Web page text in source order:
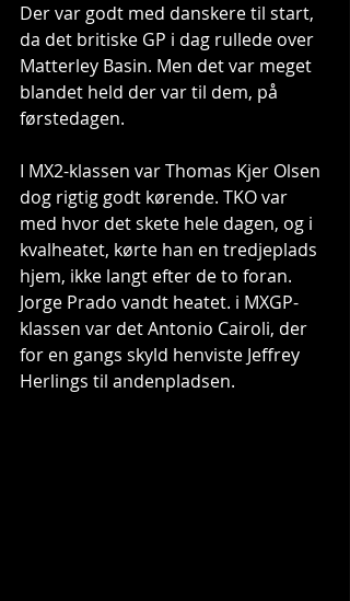
Der var godt med danskere til start,
da det britiske GP i dag rullede over
Matterley Basin. Men det var meget
blandet held der var til dem, på
førstedagen.
I MX2-klassen var Thomas Kjer Olsen
dog rigtig godt kørende. TKO var
med hvor det skete hele dagen, og i
kvalheatet, kørte han en tredjeplads
hjem, ikke langt efter de to foran.
Jorge Prado vandt heatet. i MXGP-
klassen var det Antonio Cairoli, der
for en gangs skyld henviste Jeffrey
Herlings til andenpladsen.